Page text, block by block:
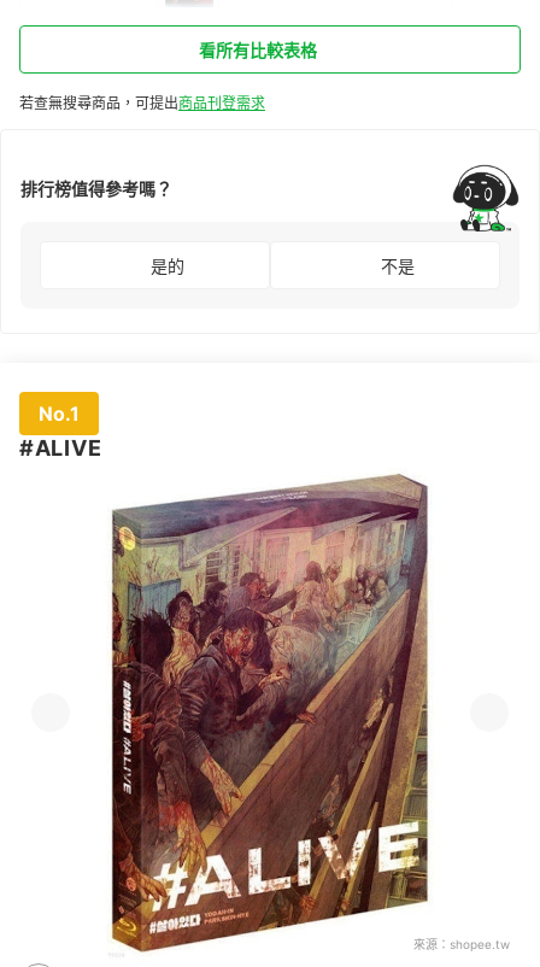
看所有比較表格
若查無搜尋商品，可提出商品刊登需求
排行榜值得參考嗎？
是的 不是
No.1
#ALIVE
來源： shopee.tw